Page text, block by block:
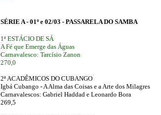
SÉRIE A - 01º e 02/03 - PASSARELA DO SAMBA
1ª ESTÁCIO DE SÁ
A Fé que Emerge das Águas
Carnavalesco: Tarcísio Zanon
270,0
2ª ACADÊMICOS DO CUBANGO
Igbá Cubango - A Alma das Coisas e a Arte dos Milagres
Carnavalescos: Gabriel Haddad e Leonardo Bora
269,5